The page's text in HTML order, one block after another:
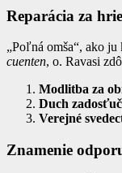
Reparácia za
„Poľná omša“, ako
cuenten, o. Ravasi
Modlitba za
Duch
Verejné
Znamenie